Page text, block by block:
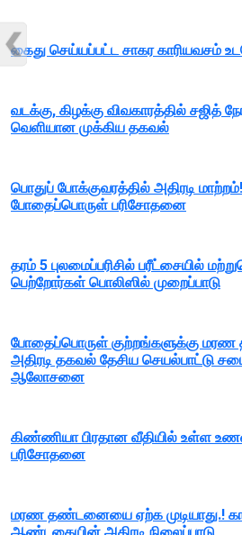
கைது செய்யப்பட்ட சாகர காரியவசம்
வடக்கு, கிழக்கு விவகாரத்தில் சஜித்
வெளியான முக்கிய தகவல்
பொதுப் போக்குவரத்தில் அதிரடி மாற்றம்!
போதைப்பொருள் பரிசோதனை
தரம் 5 புலமைப்பரிசில் பரீட்சையில்
பெற்றோர்கள் பொலிஸில் முறைப்பாடு
போதைப்பொருள் குற்றங்களுக்கு
அதிரடி தகவல் தேசிய செயல்பாட்டு
ஆலோசனை
கிண்ணியா பிரதான வீதியில் உள்ள
பரிசோதனை
மரண தண்டனையை ஏற்க முடியாது.!